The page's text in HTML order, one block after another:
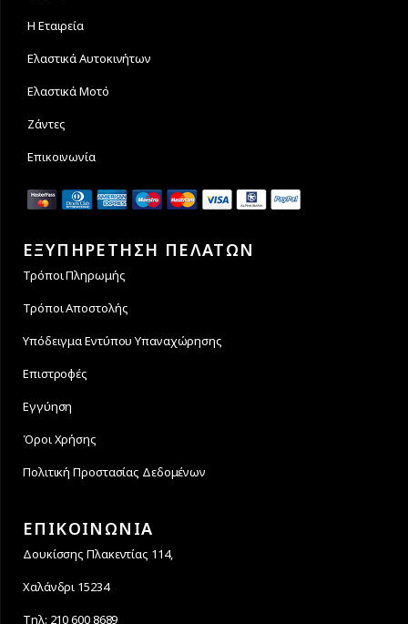
Η Εταιρεία
Ελαστικά Αυτοκινήτων
Ελαστικά Μοτό
Ζάντες
Επικοινωνία
ΕΞΥΠΗΡΕΤΗΣΗ ΠΕΛΑΤΩΝ
Τρόποι Πληρωμής
Τρόποι Αποστολής
Υπόδειγμα Εντύπου Υπαναχώρησης
Επιστροφές
Εγγύηση
Όροι Χρήσης
Πολιτική Προστασίας Δεδομένων
ΕΠΙΚΟΙΝΩΝΙΑ
Δουκίσσης Πλακεντίας 114,
Χαλάνδρι 15234
Τηλ: 210 600 8689